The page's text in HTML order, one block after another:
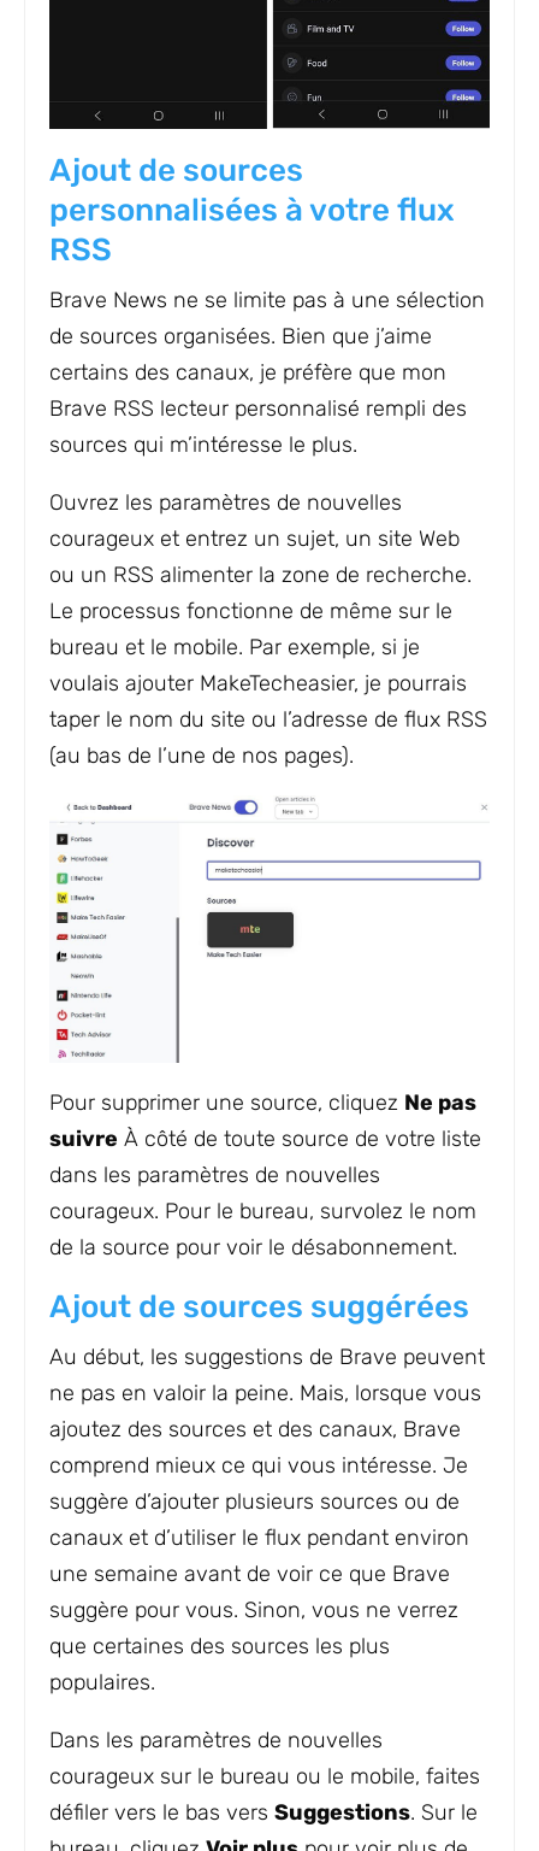
Ajout de sources
personnalisées à votre flux
RSS
Brave News ne se limite pas à une sélection
de sources organisées. Bien que j’aime
certains des canaux, je préfère que mon
Brave RSS lecteur personnalisé rempli des
sources qui m’intéresse le plus.
Ouvrez les paramètres de nouvelles
courageux et entrez un sujet, un site Web
ou un RSS alimenter la zone de recherche.
Le processus fonctionne de même sur le
bureau et le mobile. Par exemple, si je
voulais ajouter MakeTecheasier, je pourrais
taper le nom du site ou l’adresse de flux RSS
(au bas de l’une de nos pages).
Pour supprimer une source, cliquez Ne pas
suivre À côté de toute source de votre liste
dans les paramètres de nouvelles
courageux. Pour le bureau, survolez le nom
de la source pour voir le désabonnement.
Ajout de sources suggérées
Au début, les suggestions de Brave peuvent
ne pas en valoir la peine. Mais, lorsque vous
ajoutez des sources et des canaux, Brave
comprend mieux ce qui vous intéresse. Je
suggère d’ajouter plusieurs sources ou de
canaux et d’utiliser le flux pendant environ
une semaine avant de voir ce que Brave
suggère pour vous. Sinon, vous ne verrez
que certaines des sources les plus
populaires.
Dans les paramètres de nouvelles
courageux sur le bureau ou le mobile, faites
défiler vers le bas vers Suggestions. Sur le